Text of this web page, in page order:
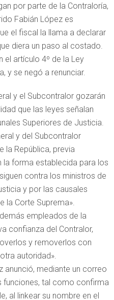
por parte de la Contraloría,
Fabián López es
el fiscal la llama a declarar
diera un paso al costado.
el artículo 4º de la Ley
y se negó a renunciar.
y el Subcontralor gozarán
que las leyes señalan
Superiores de Justicia.
y del Subcontralor
la República, previa
la forma establecida para los
contra los ministros de
y por las causales
la Corte Suprema».
empleados de la
confianza del Contralor,
y removerlos con
autoridad».
anunció, mediante un correo
funciones, tal como confirma
al linkear su nombre en el